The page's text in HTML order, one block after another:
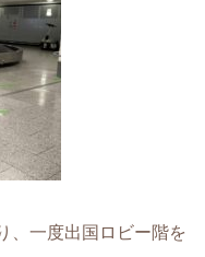
、一度出国ロビー階を